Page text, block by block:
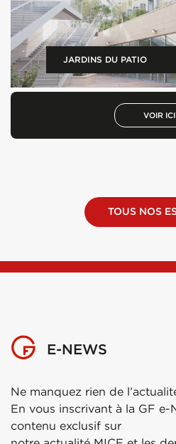
JARDINS DU PATIO
VOIR ICI
TOUS NOS
E-NEWS
Ne manquez rien de
En vous inscrivant à la GF e-
contenu exclusif sur